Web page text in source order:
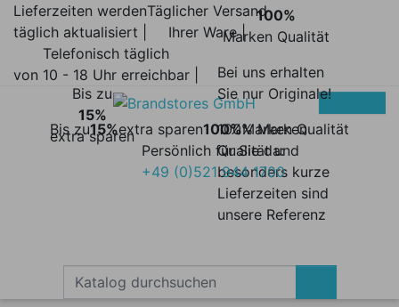
Lieferzeiten werden
täglich aktualisiert |
Täglicher Versand
Ihrer Ware |
Telefonisch täglich
von 10 - 18 Uhr erreichbar |
Bis zu15%extra sparen
Bis zu
15%
extra sparen
100%Marken Qualität
100%
Marken Qualität
Bei uns erhalten
Sie nur Originale!
100% Marken
Qualität und
besonders kurze
Lieferzeiten sind
unsere Referenz
Persönlich für Sie da:
+49 (0)521 944 1700